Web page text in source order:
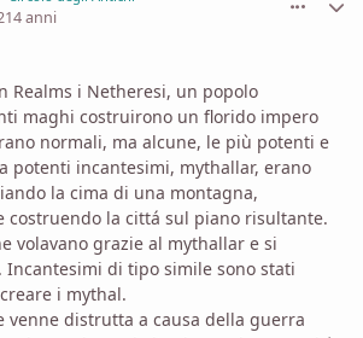
4 anni
Realms i Netheresi, un popolo
maghi costruirono un florido impero
normali, ma alcune, le più potenti e
potenti incantesimi, mythallar, erano
la cima di una montagna,
costruendo la cittá sul piano risultante.
volavano grazie al mythallar e si
Incantesimi di tipo simile sono stati
i mythal.
venne distrutta a causa della guerra